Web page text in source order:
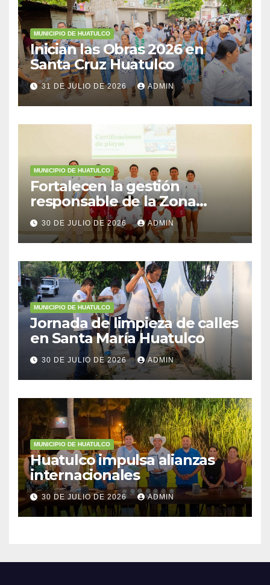
MUNICIPIO DE HUATULCO
Inician las Obras 2026 en
Santa Cruz Huatulco
31 DE JULIO DE 2026 ADMIN
MUNICIPIO DE HUATULCO
Fortalecen la gestión
responsable de la Zona
Federal Marítimo Terrestre
30 DE JULIO DE 2026 ADMIN
MUNICIPIO DE HUATULCO
Jornada de limpieza de calles
en Santa María Huatulco
30 DE JULIO DE 2026 ADMIN
MUNICIPIO DE HUATULCO
Huatulco impulsa alianzas
internacionales
30 DE JULIO DE 2026 ADMIN